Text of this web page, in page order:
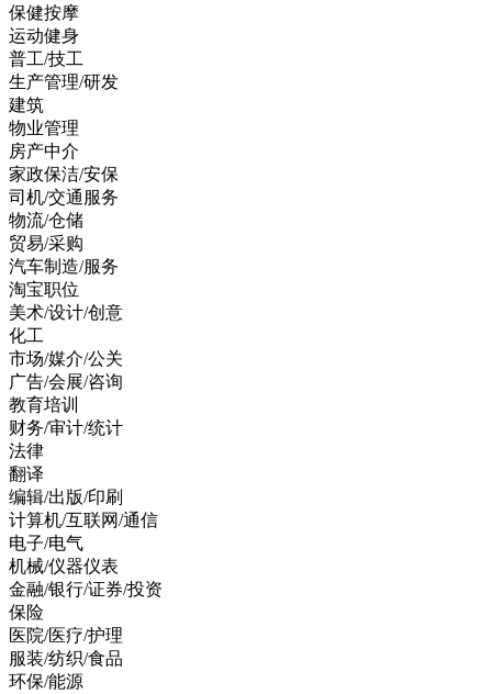
保健按摩
运动健身
普工/技工
生产管理/研发
建筑
物业管理
房产中介
家政保洁/安保
司机/交通服务
物流/仓储
贸易/采购
汽车制造/服务
淘宝职位
美术/设计/创意
化工
市场/媒介/公关
广告/会展/咨询
教育培训
财务/审计/统计
法律
翻译
编辑/出版/印刷
计算机/互联网/通信
电子/电气
机械/仪器仪表
金融/银行/证券/投资
保险
医院/医疗/护理
服装/纺织/食品
环保/能源